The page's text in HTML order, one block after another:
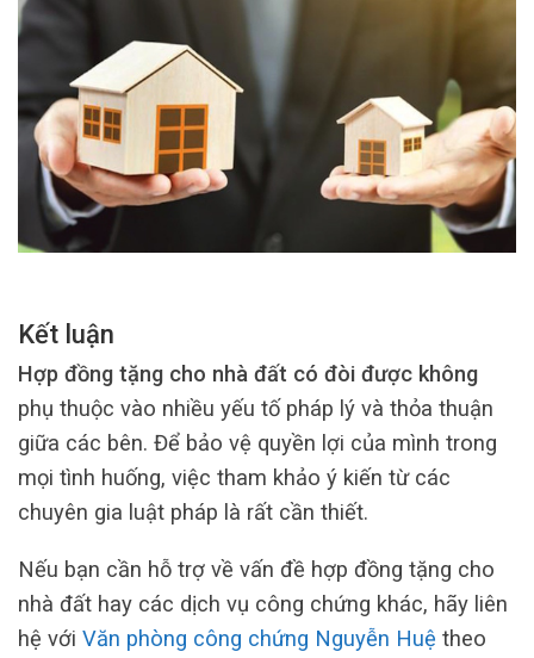
Kết luận
Hợp đồng tặng cho nhà đất có đòi được không
phụ thuộc vào nhiều yếu tố pháp lý và thỏa thuận
giữa các bên. Để bảo vệ quyền lợi của mình trong
mọi tình huống, việc tham khảo ý kiến từ các
chuyên gia luật pháp là rất cần thiết.
Nếu bạn cần hỗ trợ về vấn đề hợp đồng tặng cho
nhà đất hay các dịch vụ công chứng khác, hãy liên
hệ với Văn phòng công chứng Nguyễn Huệ theo